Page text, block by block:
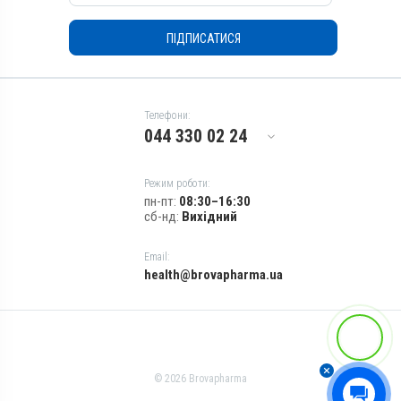
ПІДПИСАТИСЯ
Телефони:
044 330 02 24
Режим роботи:
пн-пт: 08:30–16:30
сб-нд: Вихідний
Email:
health@brovapharma.ua
© 2026 Brovapharma